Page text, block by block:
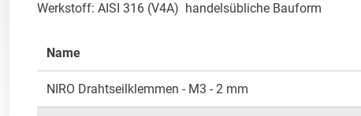
Werkstoff: AISI 316 (V4A)  handelsübliche Bauform
Name
NIRO Drahtseilklemmen - M3 - 2 mm